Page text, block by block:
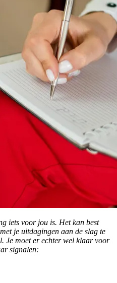
iets voor jou is. Het kan best
je uitdagingen aan de slag te
Je moet er echter wel klaar voor
signalen: